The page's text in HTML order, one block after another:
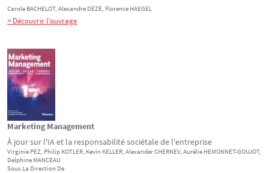
Carole BACHELOT, Alexandre DÉZÉ, Florence HAEGEL
> Découvrir l’ouvrage
Marketing Management
À jour sur l'IA et la responsabilité sociétale de l'entreprise
Virginie PEZ, Philip KOTLER, Kevin KELLER, AlexanderCHERNEV, Aurélie HEMONNET-GOUJOT,
Delphine MANCEAU
Sous La Direction De